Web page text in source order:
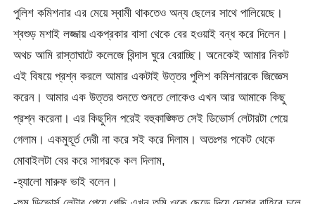
পুলিশ কমিশনার এর মেয়ে স্বামী থাকতেও অন্য ছেলের সাথে পালিয়েছে।
শ্বশুড় মশাই লজ্জায় একপ্রকার বাসা থেকে বের হওয়াই বন্ধ করে দিলেন।
অথচ আমি রাস্তাঘাটে কলেজে বিন্দাস ঘুরে বেরাচ্ছি। অনেকেই আমার নিকট
এই বিষয়ে প্রশ্ন করলে আমার একটাই উত্তর পুলিশ কমিশনারকে জিজ্ঞেস
করেন। আমার এক উত্তর শুনতে শুনতে লোকেও এখন আর আমাকে কিছু
প্রশ্ন করেনা। এর কিছুদিন পরেই বহুকাঙ্ক্ষিত সেই ডিভোর্স লেটারটা পেয়ে
গেলাম। একমুহূর্ত দেরী না করে সই করে দিলাম। অতঃপর পকেট থেকে
মোবাইলটা বের করে সাগরকে কল দিলাম,
-হ্যালো মারুফ ভাই বলেন।